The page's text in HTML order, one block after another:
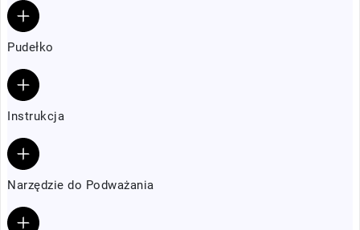
Pudełko
Instrukcja
Narzędzie do Podważania